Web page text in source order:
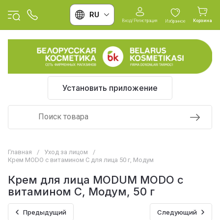
RU
Вход/Регистрация Избранное Корзина
Установить приложение
Главная / Уход за лицом
/
Крем MODO с витамином С для лица 50 г, Модум
Крем для лица MODUM MODO с
витамином С, Модум, 50 г
Предыдущий Следующий